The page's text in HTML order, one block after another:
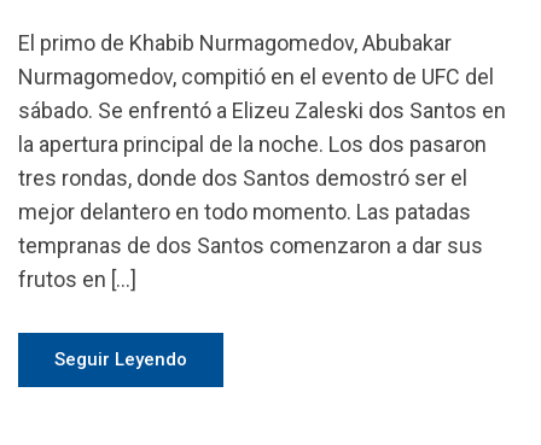
El primo de Khabib Nurmagomedov, Abubakar
Nurmagomedov, compitió en el evento de UFC del
sábado. Se enfrentó a Elizeu Zaleski dos Santos en
la apertura principal de la noche. Los dos pasaron
tres rondas, donde dos Santos demostró ser el
mejor delantero en todo momento. Las patadas
tempranas de dos Santos comenzaron a dar sus
frutos en […]
Seguir Leyendo